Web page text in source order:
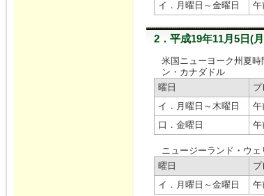
イ．月曜日～金曜日
午
2．平成19年11月5日(
米国ニューヨーク州夏
ン・カナダドル
曜日
イ．月曜日～木曜日
午
口．金曜日
午
ニュージーランド・ウ
曜日
イ．月曜日～金曜日
午